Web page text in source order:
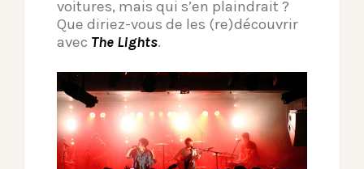
voitures, mais qui s’en plaindrait ?
Que diriez-vous de les (re)découvrir
avec The Lights.